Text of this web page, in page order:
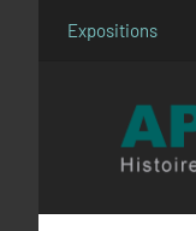
Expositions